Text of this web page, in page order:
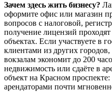
Зачем здесь жить бизнесу?
оформите офис или магазин
вопросов с налоговой,
получение лицензий
объектах. Если участвуете в
клиентами из других
вокзалам экономит до 200
недвижимость или сдаёте в
объект на Красном
арендаторами почти